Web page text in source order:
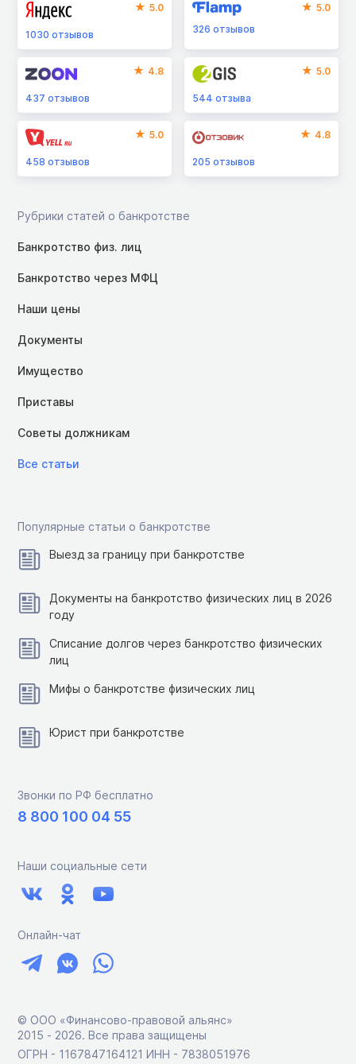
5.0
1030 отзывов
5.0
326отзывов
4.8
437 отзывов
5.0
544отзыва
5.0
458 отзывов
4.8
205отзывов
Рубрики статей о банкротстве
Банкротство физ. лиц
Банкротство через МФЦ
Наши цены
Документы
Имущество
Приставы
Советы должникам
Все статьи
Популярные статьи о банкротстве
Выезд за границу при банкротстве
Документы на банкротство физических лиц в 2026
году
Списание долгов через банкротство физических
лиц
Мифы о банкротстве физических лиц
Юрист при банкротстве
Звонки по РФ бесплатно
8 800 100 04 55
Наши социальные сети
Онлайн-чат
© ООО «Финансово-правовой альянс»
2015 ‑ 2026. Все права защищены
ОГРН - 1167847164121 ИНН - 7838051976